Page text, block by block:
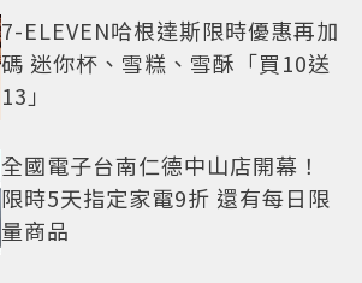
7-ELEVEN哈根達斯限時優惠再加
碼 迷你杯、雪糕、雪酥「買10送
13」
全國電子台南仁德中山店開幕！
限時5天指定家電9折 還有每日限
量商品